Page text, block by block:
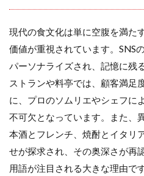
現代の食文化は単に空腹を満た
価値が重視されています。SNS
パーソナライズされ、記憶に残
ストランや料亭では、顧客満足
に、プロのソムリエやシェフに
不可欠となっています。また、
本酒とフレンチ、焼酎とイタリ
せが探求され、その奥深さが再
用語が注目される大きな理由です